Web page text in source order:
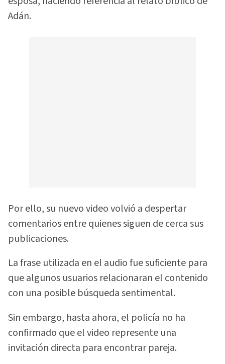
Adán.
Por ello, su nuevo video volvió a despertar
comentarios entre quienes siguen de cerca sus
publicaciones.
La frase utilizada en el audio fue suficiente para
que algunos usuarios relacionaran el contenido
con una posible búsqueda sentimental.
Sin embargo, hasta ahora, el policía no ha
confirmado que el video represente una
invitación directa para encontrar pareja.